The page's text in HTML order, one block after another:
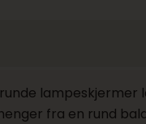
lampeskjermer
fra en rund